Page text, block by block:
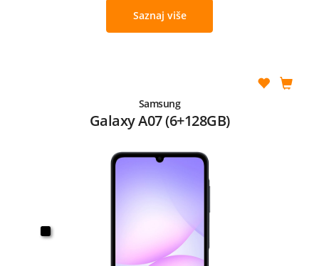
Saznaj više
Samsung
Galaxy A07 (6+128GB)